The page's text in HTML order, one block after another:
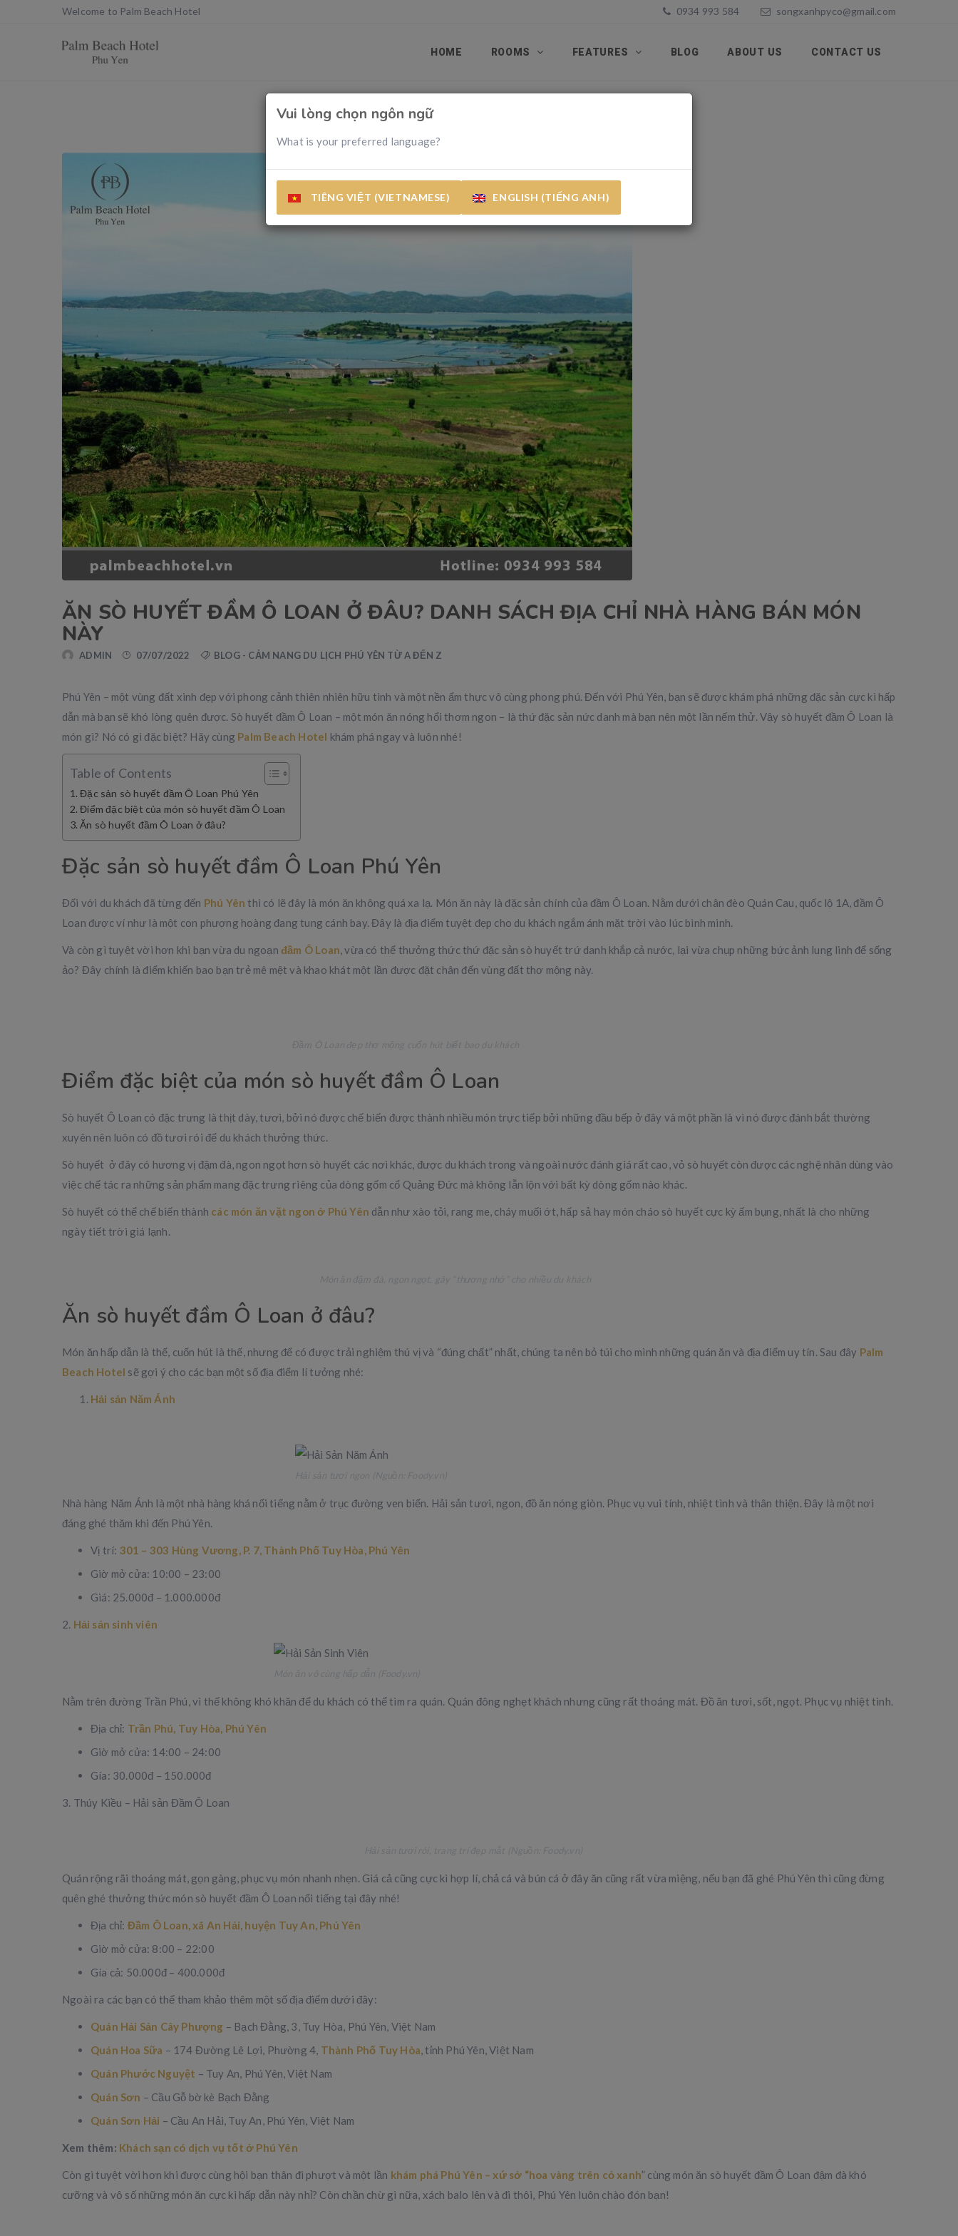
Vui lòng chọn ngôn ngữ
What is your preferred language?
TIÊNG VIỆT (VIETNAMESE) ENGLISH (TIẾNG ANH)
Welcome to Palm Beach Hotel 0934 993 584 songxanhpyco@gmail.com
HOME ROOMS FEATURES BLOG ABOUT US CONTACT US
ĂN SÒ HUYẾT ĐẦM Ô LOAN Ở ĐÂU? DANH SÁCH ĐỊA CHỈ NHÀ HÀNG BÁN MÓN
NÀY
ADMIN 07/07/2022 BLOG - CẢM NANG DU LỊCH PHÚ YÊN TỪ A ĐẾN Z
Phú Yên – một vùng đất xinh đẹp với phong cảnh thiên nhiên hữu tình và một nền ẩm thực vô cùng phong phú. Đến với Phú Yên, bạn sẽ được khám phá những đặc sản cực kì hấp
dẫn mà bạn sẽ khó lòng quên được. Sò huyết đầm Ô Loan – một món ăn nóng hổi thơm ngon – là thứ đặc sản nức danh mà bạn nên một lần nếm thử. Vậy sò huyết đầm Ô Loan là
món gì? Nó có gì đặc biệt? Hãy cùng Palm Beach Hotel khám phá ngay và luôn nhé!
Table of Contents
Đặc sản sò huyết đầm Ô Loan Phú Yên
Điểm đặc biệt của món sò huyết đầm Ô Loan
Ăn sò huyết đầm Ô Loan ở đâu?
Đặc sản sò huyết đầm Ô Loan Phú Yên
Đối với du khách đã từng đến Phú Yên thì có lẽ đây là món ăn không quá xa lạ. Món ăn này là đặc sản chính của đầm Ô Loan. Nằm dưới chân đèo Quán Cau, quốc lộ 1A, đầm Ô
Loan được ví như là một con phượng hoàng đang tung cánh bay. Đây là địa điểm tuyệt đẹp cho du khách ngắm ánh mặt trời vào lúc bình minh.
Và còn gì tuyệt vời hơn khi bạn vừa du ngoạn đầm Ô Loan, vừa có thể thưởng thức thứ đặc sản sò huyết trứ danh khắp cả nước, lại vừa chụp những bức ảnh lung linh để sống
ảo? Đây chính là điểm khiến bao bạn trẻ mê mệt và khao khát một lần được đặt chân đến vùng đất thơ mộng này.
Điểm đặc biệt của món sò huyết đầm Ô Loan
Sò huyết Ô Loan có đặc trưng là thịt dày, tươi, bởi nó được chế biến được thành nhiều món trực tiếp bởi những đầu bếp ở đây và một phần là vì nó được đánh bắt thường
xuyên nên luôn có đồ tươi rói để du khách thưởng thức.
Sò huyết ở đây có hương vị đậm đà, ngon ngọt hơn sò huyết các nơi khác, được du khách trong và ngoài nước đánh giá rất cao, vỏ sò huyết còn được các nghệ nhân dùng vào
việc chế tác ra những sản phẩm mang đặc trưng riêng của dòng gốm cổ Quảng Đức mà không lẫn lộn với bất kỳ dòng gốm nào khác.
Sò huyết có thể chế biến thành các món ăn vặt ngon ở Phú Yên dẫn như xào tỏi, rang me, cháy muối ớt, hấp sả hay món cháo sò huyết cực kỳ ấm bụng, nhất là cho những
ngày tiết trời giá lạnh.
Ăn sò huyết đầm Ô Loan ở đâu?
Món ăn hấp dẫn là thế, cuốn hút là thế, nhưng để có được trải nghiệm thú vị và “đúng chất” nhất, chúng ta nên bỏ túi cho mình những quán ăn và địa điểm uy tín. Sau đây Palm
Beach Hotel sẽ gợi ý cho các bạn một số địa điểm lí tưởng nhé:
Hải sản Năm Ánh
Nhà hàng Năm Ánh là một nhà hàng khá nổi tiếng nằm ở trục đường ven biển. Hải sản tươi, ngon, đồ ăn nóng giòn. Phục vụ vui tính, nhiệt tình và thân thiện. Đây là một nơi
đáng ghé thăm khi đến Phú Yên.
Vị trí: 301 – 303 Hùng Vương, P. 7, Thành Phố Tuy Hòa, Phú Yên
Giờ mở cửa: 10:00 – 23:00
Giá: 25.000đ – 1.000.000đ
2. Hải sản sinh viên
Nằm trên đường Trần Phú, vì thế không khó khăn để du khách có thể tìm ra quán. Quán đông nghẹt khách nhưng cũng rất thoáng mát. Đồ ăn tươi, sốt, ngọt. Phục vụ nhiệt tình.
Địa chỉ: Trần Phú, Tuy Hòa, Phú Yên
Giờ mở cửa: 14:00 – 24:00
Gía: 30.000đ – 150.000đ
3. Thúy Kiều – Hải sản Đầm Ô Loan
Quán rộng rãi thoáng mát, gọn gàng, phục vụ món nhanh nhẹn. Giá cả cũng cực kì hợp lí, chả cá và bún cá ở đây ăn cũng rất vừa miệng, nếu bạn đã ghé Phú Yên thì cũng đừng
quên ghé thưởng thức món sò huyết đầm Ô Loan nổi tiếng tại đây nhé!
Địa chỉ: Đầm Ô Loan, xã An Hải, huyện Tuy An, Phú Yên
Giờ mở cửa: 8:00 – 22:00
Gía cả: 50.000đ – 400.000đ
Ngoài ra các bạn có thể tham khảo thêm một số địa điểm dưới đây:
Quán Hải Sản Cây Phượng – Bạch Đằng, 3, Tuy Hòa, Phú Yên, Việt Nam
Quán Hoa Sữa – 174 Đường Lê Lợi, Phường 4, Thành Phố Tuy Hòa, tỉnh Phú Yên, Việt Nam
Quán Phước Nguyệt – Tuy An, Phú Yên, Việt Nam
Quán Sơn – Cầu Gỗ bờ kè Bạch Đằng
Quán Sơn Hải – Cầu An Hải, Tuy An, Phú Yên, Việt Nam
Xem thêm: Khách sạn có dịch vụ tốt ở Phú Yên
Còn gì tuyệt vời hơn khi được cùng hội bạn thân đi phượt và một lần khám phá Phú Yên – xứ sở “hoa vàng trên cỏ xanh” cùng món ăn sò huyết đầm Ô Loan đậm đà khó
cưỡng và vô số những món ăn cực kì hấp dẫn này nhỉ? Còn chần chừ gì nữa, xách balo lên và đi thôi, Phú Yên luôn chào đón bạn!